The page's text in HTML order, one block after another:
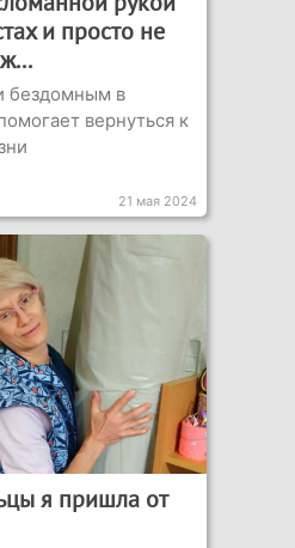
и просто не
бездомным в
вернуться к
21 мая 2024
я пришла от